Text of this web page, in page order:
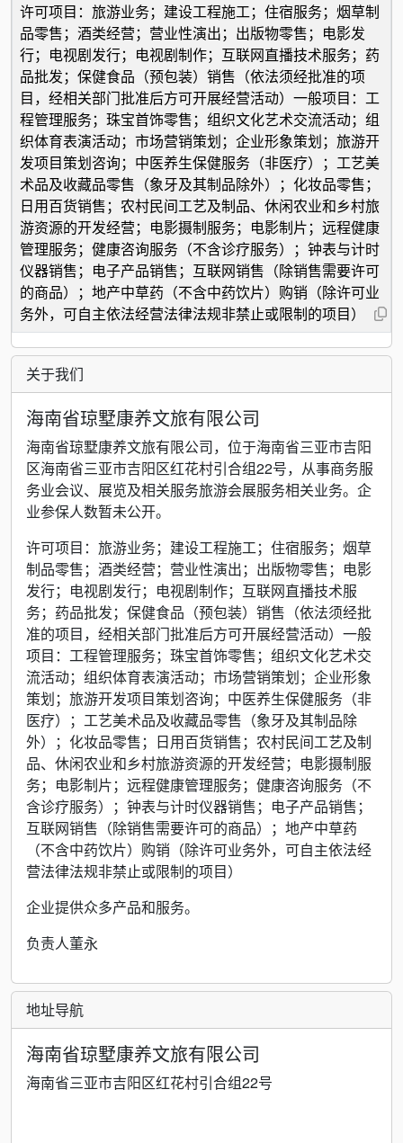
许可项目：旅游业务；建设工程施工；住宿服务；烟草制
品零售；酒类经营；营业性演出；出版物零售；电影发
行；电视剧发行；电视剧制作；互联网直播技术服务；药
品批发；保健食品（预包装）销售（依法须经批准的项
目，经相关部门批准后方可开展经营活动）一般项目：工
程管理服务；珠宝首饰零售；组织文化艺术交流活动；组
织体育表演活动；市场营销策划；企业形象策划；旅游开
发项目策划咨询；中医养生保健服务（非医疗）；工艺美
术品及收藏品零售（象牙及其制品除外）；化妆品零售；
日用百货销售；农村民间工艺及制品、休闲农业和乡村旅
游资源的开发经营；电影摄制服务；电影制片；远程健康
管理服务；健康咨询服务（不含诊疗服务）；钟表与计时
仪器销售；电子产品销售；互联网销售（除销售需要许可
的商品）；地产中草药（不含中药饮片）购销（除许可业
务外，可自主依法经营法律法规非禁止或限制的项目）
关于我们
海南省琼墅康养文旅有限公司
海南省琼墅康养文旅有限公司，位于海南省三亚市吉阳
区海南省三亚市吉阳区红花村引合组22号，从事商务服
务业会议、展览及相关服务旅游会展服务相关业务。企
业参保人数暂未公开。
许可项目：旅游业务；建设工程施工；住宿服务；烟草
制品零售；酒类经营；营业性演出；出版物零售；电影
发行；电视剧发行；电视剧制作；互联网直播技术服
务；药品批发；保健食品（预包装）销售（依法须经批
准的项目，经相关部门批准后方可开展经营活动）一般
项目：工程管理服务；珠宝首饰零售；组织文化艺术交
流活动；组织体育表演活动；市场营销策划；企业形象
策划；旅游开发项目策划咨询；中医养生保健服务（非
医疗）；工艺美术品及收藏品零售（象牙及其制品除
外）；化妆品零售；日用百货销售；农村民间工艺及制
品、休闲农业和乡村旅游资源的开发经营；电影摄制服
务；电影制片；远程健康管理服务；健康咨询服务（不
含诊疗服务）；钟表与计时仪器销售；电子产品销售；
互联网销售（除销售需要许可的商品）；地产中草药
（不含中药饮片）购销（除许可业务外，可自主依法经
营法律法规非禁止或限制的项目）
企业提供众多产品和服务。
负责人董永
地址导航
海南省琼墅康养文旅有限公司
海南省三亚市吉阳区红花村引合组22号